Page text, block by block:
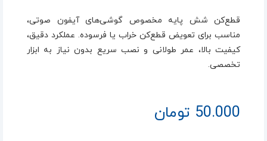
قطع‌کن شش پایه مخصوص گوشی‌های آیفون صوتی،
مناسب برای تعویض قطع‌کن خراب یا فرسوده. عملکرد دقیق،
کیفیت بالا، عمر طولانی و نصب سریع بدون نیاز به ابزار
تخصصی.
50.000 تومان